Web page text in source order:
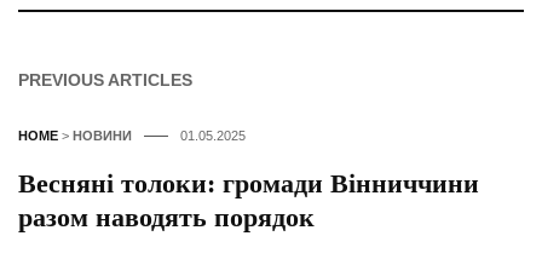
PREVIOUS ARTICLES
HOME > НОВИНИ 01.05.2025
Весняні толоки: громади Вінниччини
разом наводять порядок